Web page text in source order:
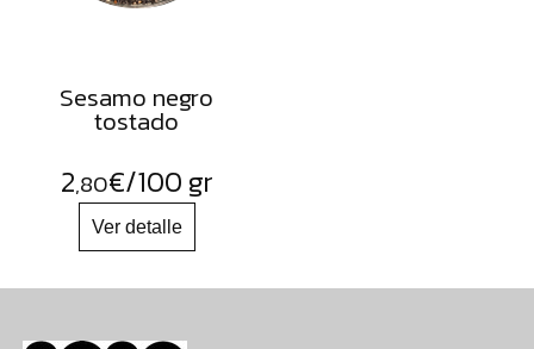
Sesamo negro
tostado
2,80€/100 gr